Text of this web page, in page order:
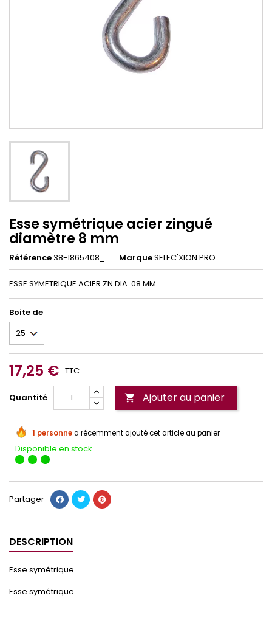
Esse symétrique acier zingué
diamètre 8 mm
Référence38-1865408_ MarqueSELEC'XION PRO
ESSE SYMETRIQUE ACIER ZN DIA. 08 MM
Boite de
17,25 € TTC
Quantité  Ajouter au panier
1 personnea récemment ajouté cet article au panier
Disponible en stock
Partager
DESCRIPTION
Esse symétrique
Esse symétrique